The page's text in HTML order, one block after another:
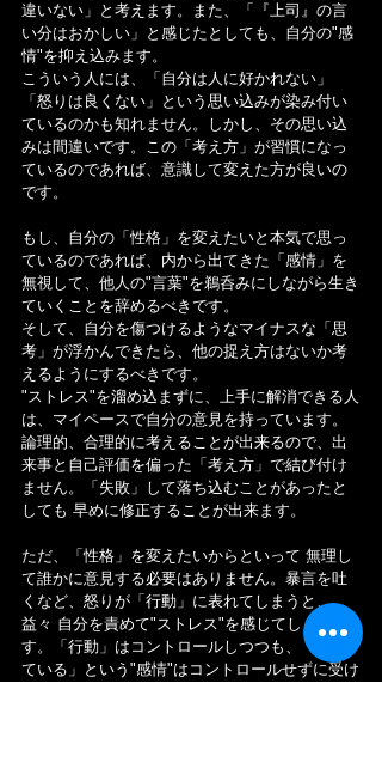
違いない」と考えます。また、「『上司』の言
い分はおかしい」と感じたとしても、自分の"感
情"を抑え込みます。
こういう人には、「自分は人に好かれない」
「怒りは良くない」という思い込みが染み付い
ているのかも知れません。しかし、その思い込
みは間違いです。この「考え方」が習慣になっ
ているのであれば、意識して変えた方が良いの
です。
もし、自分の「性格」を変えたいと本気で思っ
ているのであれば、内から出てきた「感情」を
無視して、他人の"言葉"を鵜呑みにしながら生き
ていくことを辞めるべきです。
そして、自分を傷つけるようなマイナスな「思
考」が浮かんできたら、他の捉え方はないか考
えるようにするべきです。
"ストレス"を溜め込まずに、上手に解消できる人
は、マイペースで自分の意見を持っています。
論理的、合理的に考えることが出来るので、出
来事と自己評価を偏った「考え方」で結び付け
ません。「失敗」して落ち込むことがあったと
しても 早めに修正することが出来ます。
ただ、「性格」を変えたいからといって 無理し
て誰かに意見する必要はありません。暴言を吐
くなど、怒りが「行動」に表れてしまうと、
益々 自分を責めて"ストレス"を感じてしまいま
す。「行動」はコントロールしつつも、「怒っ
ている」という"感情"はコントロールせずに受け